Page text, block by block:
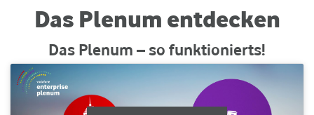
Das Plenum entdecken
Das Plenum – so funktionierts!